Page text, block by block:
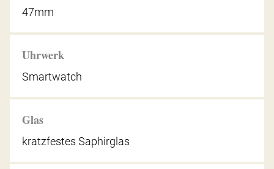
47mm
Uhrwerk
Smartwatch
Glas
kratzfestes Saphirglas